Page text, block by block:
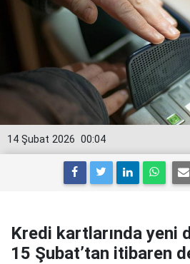
00:04
14 Şubat 2026
Kredi kartlarında yeni
15 Şubat’tan itibaren